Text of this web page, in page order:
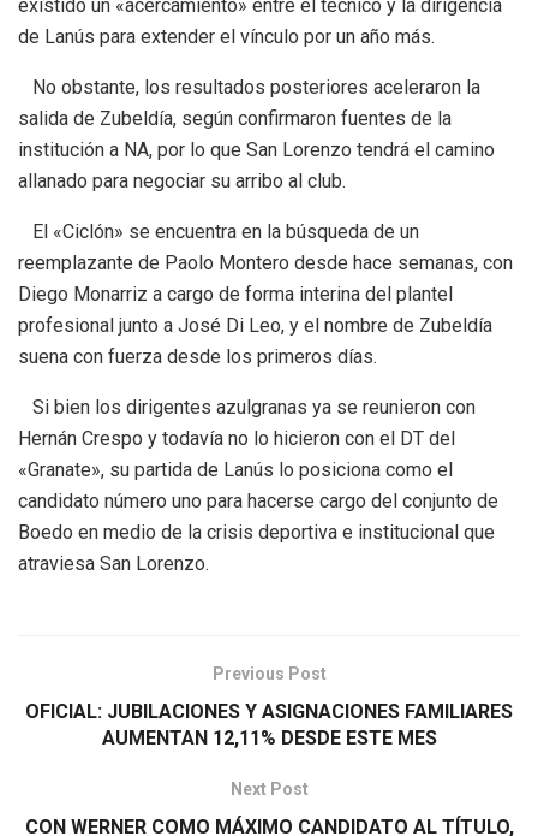
existido un «acercamiento» entre el técnico y la dirigencia
de Lanús para extender el vínculo por un año más.
No obstante, los resultados posteriores aceleraron la
salida de Zubeldía, según confirmaron fuentes de la
institución a NA, por lo que San Lorenzo tendrá el camino
allanado para negociar su arribo al club.
El «Ciclón» se encuentra en la búsqueda de un
reemplazante de Paolo Montero desde hace semanas, con
Diego Monarriz a cargo de forma interina del plantel
profesional junto a José Di Leo, y el nombre de Zubeldía
suena con fuerza desde los primeros días.
Si bien los dirigentes azulgranas ya se reunieron con
Hernán Crespo y todavía no lo hicieron con el DT del
«Granate», su partida de Lanús lo posiciona como el
candidato número uno para hacerse cargo del conjunto de
Boedo en medio de la crisis deportiva e institucional que
atraviesa San Lorenzo.
Previous Post
OFICIAL: JUBILACIONES Y ASIGNACIONES FAMILIARES
AUMENTAN 12,11% DESDE ESTE MES
Next Post
CON WERNER COMO MÁXIMO CANDIDATO AL TÍTULO,